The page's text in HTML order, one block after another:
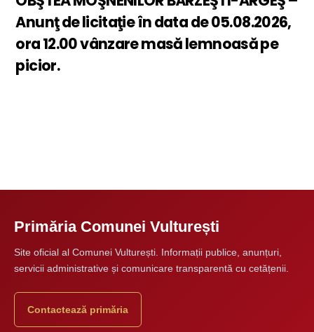
Anunţ de licitaţie în data de 05.08.2026,
ora 12.00 vânzare masă lemnoasă pe
picior.
Primăria Comunei Vulturești
Site oficial al Comunei Vulturești. Informații publice, anunțuri,
servicii administrative și comunicare transparentă cu cetățenii.
Contactează primăria